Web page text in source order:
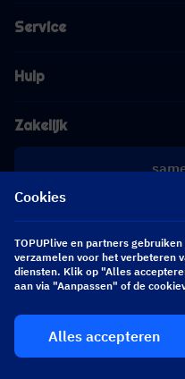
Service
Hulp
Zakelijk
[email protected]
Volg ons
Copyright 2026 SEA WHALE
Cookies
TOPUPlive en partners
verzamelen voor het verbeteren
diensten. Klik op "Alles
aan via "Aanpassen" of de
Alles accepteren